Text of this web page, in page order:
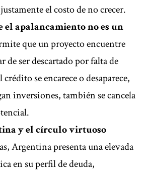
el costo de no crecer.
el apalancamiento no es un
que un proyecto encuentre
de ser descartado por falta de
se encarece o desaparece,
inversiones, también se cancela
y el círculo virtuoso
Argentina presenta una elevada
en su perfil de deuda,